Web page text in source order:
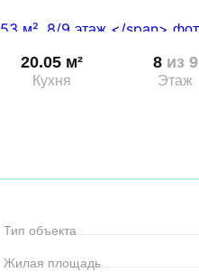
20.05 м²
Кухня
8 из 9
Этаж
Тип объекта
Жилая площадь